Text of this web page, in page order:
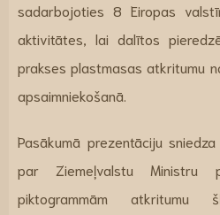
sadarbojoties 8 Eiropas
aktivitātes, lai dalītos
prakses plastmasas atkritumu
apsaimniekošanā.
Pasākumā prezentāciju
par Ziemeļvalstu Ministru
piktogrammām atkritumu